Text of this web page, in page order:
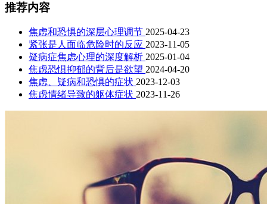
推荐内容
焦虑和恐惧的深层心理调节 2025-04-23
紧张是人面临危险时的反应 2023-11-05
疑病症焦虑心理的深度解析 2025-01-04
焦虑恐惧抑郁的背后是欲望 2024-04-20
焦虑、疑病和恐惧的症状 2023-12-03
焦虑情绪导致的躯体症状 2023-11-26